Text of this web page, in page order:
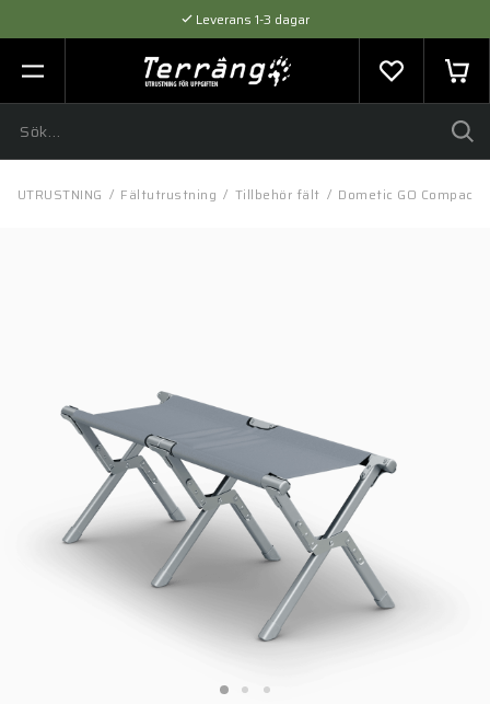
Leverans 1-3 dagar
Flexibel betalning med SVEA
Expertråd & Kvalitetsprodukter
UTRUSTNING / Fältutrustning / Tillbehör fält / Dometic GO Compact